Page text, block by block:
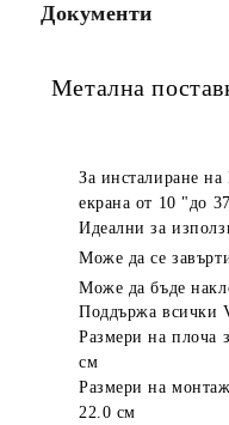
Документи
Метална
За инсталиране
екрана от 10 "до
Идеални за
Може да се
Може да бъде
Поддържа всички
Размери на плоча
cм
Размери на
22.0 cм